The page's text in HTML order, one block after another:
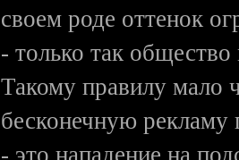
своем роде оттенок
- только так
Такому правилу мало
бесконечную рекламу